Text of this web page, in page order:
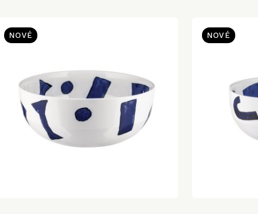
NOVÉ NOVÉ